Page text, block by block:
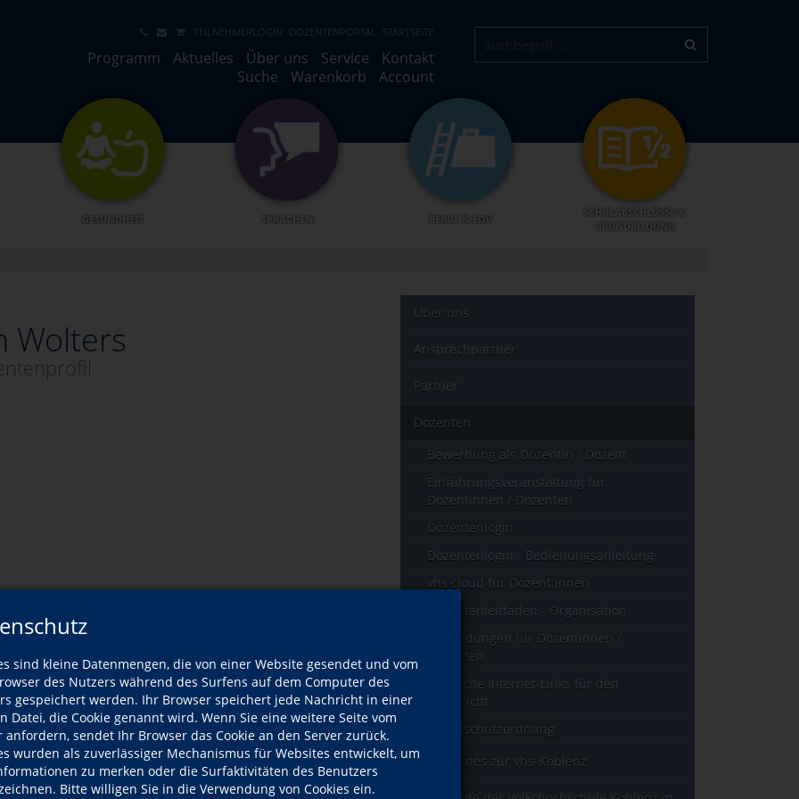
sind kleine Datenmengen, die von einer Website gesendet und vom
des Nutzers während des Surfens auf dem Computer des
gespeichert werden. Ihr Browser speichert jede Nachricht in einer
Datei, die Cookie genannt wird. Wenn Sie eine weitere Seite vom
anfordern, sendet Ihr Browser das Cookie an den Server zurück.
wurden als zuverlässiger Mechanismus für Websites entwickelt, um
zu merken oder die Surfaktivitäten des Benutzers
Bitte willigen Sie in die Verwendung von Cookies ein.
TEILNEHMERLOGIN DOZENTENPORTAL STARTSEITE
Programm Aktuelles Über uns Service
Kontakt
Suche
Warenkorb Account
GESUNDHEIT SPRACHEN BERUF & EDV
SCHULABSCHLÜSSE &
GRUNDBILDUNG
Wolters
Dozenten
Wann?
Fr., 21.08.2026
Fr., 28.08.2026
Über uns
Ansprechpartner
Partner
Dozenten
Bewerbung als Dozentin / Dozent
Einführungsveranstaltung für
Dozentinnen / Dozenten
Dozentenlogin
Dozentenlogin - Bedienungsanleitung
vhs cloud für Dozent:innen
Dozentenleitfaden - Organisation
Fortbildungen für Dozentinnen /
Dozenten
Nützliche Internet-Links für den
Unterricht
Brandschutzordnung
Allgemeines zur vhs-Koblenz